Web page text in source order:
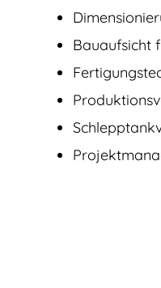
Bauaufsicht